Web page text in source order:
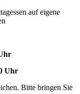
auf eigene
Uhr
Bitte bringen Sie